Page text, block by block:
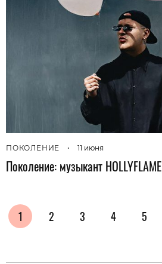
ПОКОЛЕНИЕ • 11 июня
Поколение: музыкант HOLLYFLAME
1 2 3 4 5